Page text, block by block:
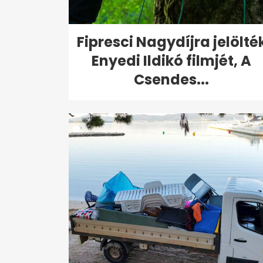
Fipresci Nagydíjra
Enyedi Ildikó filmjét, A
Csendes...